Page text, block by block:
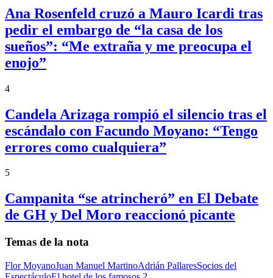
Ana Rosenfeld cruzó a Mauro Icardi tras
pedir el embargo de “la casa de los
sueños”: “Me extraña y me preocupa el
enojo”
4
Candela Arizaga rompió el silencio tras el
escándalo con Facundo Moyano: “Tengo
errores como cualquiera”
5
Campanita “se atrincheró” en El Debate
de GH y Del Moro reaccionó picante
Temas de la nota
Flor MoyanoJuan Manuel MartinoAdrián PallaresSocios del